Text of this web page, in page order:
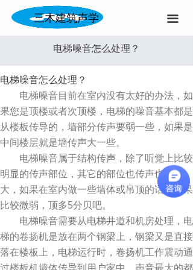
끀
三木建筑声学
电梯噪音怎么处理？
电梯噪音怎么处理？
电梯噪音目前在室内没有太好的办法，如
果您是顶楼或者次顶楼，电梯的噪音基本都是
从楼板传导的，墙部分传声要弱一些，如果是
中间楼层就是墙传声大一些。
电梯噪音属于结构传声，除了听觉上比较
明显的传声部位，其它的部位也传声也比较
大，如果在室内做一些墙体或吊顶的话，效果
比较微弱，顶多5分贝吧。
电梯噪音需要从电梯井道和机房处理，电
梯的卷扬机是放在两个钢梁上，钢梁又是直接
落在楼板上，电梯运行时，卷扬机工作震动通